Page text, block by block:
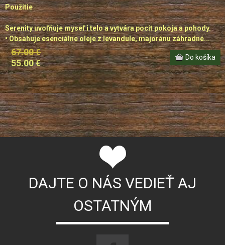
Použitie
Serenity uvoľňuje myseľ i telo a vytvára pocit pokoja a pohody.
• Obsahuje esenciálne oleje z levandule, majoránu záhradné...
67.00 €
55.00 €
DAJTE O NÁS VEDIEŤ AJ
OSTATNÝM